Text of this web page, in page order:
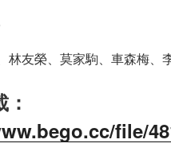
林友榮、莫家駒、車森梅、
file/